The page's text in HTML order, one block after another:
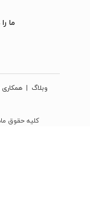
ما
وبلاگ | همکاری
کلیه حقوق